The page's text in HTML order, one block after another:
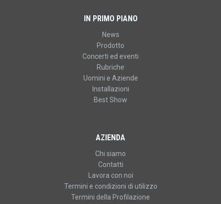
IN PRIMO PIANO
News
Prodotto
Concerti ed eventi
Rubriche
Uomini e Aziende
Installazioni
Best Show
AZIENDA
Chi siamo
Contatti
Lavora con noi
Termini e condizioni di utilizzo
Termini della Profilazione